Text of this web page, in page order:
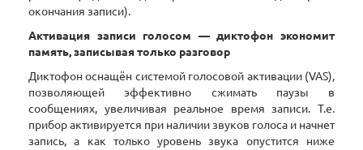
окончания записи).
Активация записи голосом — диктофон экономит
память, записывая только разговор
Диктофон оснащён системой голосовой активации (VAS),
позволяющей эффективно сжимать паузы в
сообщениях, увеличивая реальное время записи. Т.е.
прибор активируется при наличии звуков голоса и начнет
запись, а как только уровень звука опустится ниже